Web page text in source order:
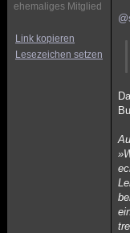
ehemaliges Mitglied
Link kopieren
Lesezeichen setzen